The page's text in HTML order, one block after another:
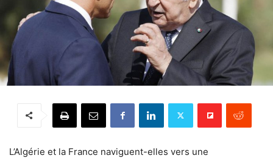
L’Algérie et la France naviguent-elles vers une